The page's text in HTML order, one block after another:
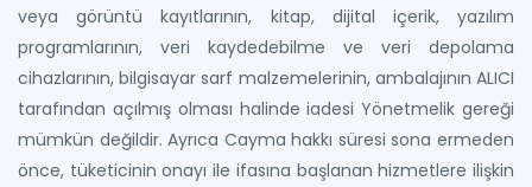
veya görüntü kayıtlarının, kitap, dijital içerik, yazılım
programlarının, veri kaydedebilme ve veri depolama
cihazlarının, bilgisayar sarf malzemelerinin, ambalajının ALICI
tarafından açılmış olması halinde iadesi Yönetmelik gereği
mümkün değildir. Ayrıca Cayma hakkı süresi sona ermeden
önce, tüketicinin onayı ile ifasına başlanan hizmetlere ilişkin